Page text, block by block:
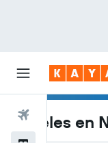
Vuelos
Hoteles en